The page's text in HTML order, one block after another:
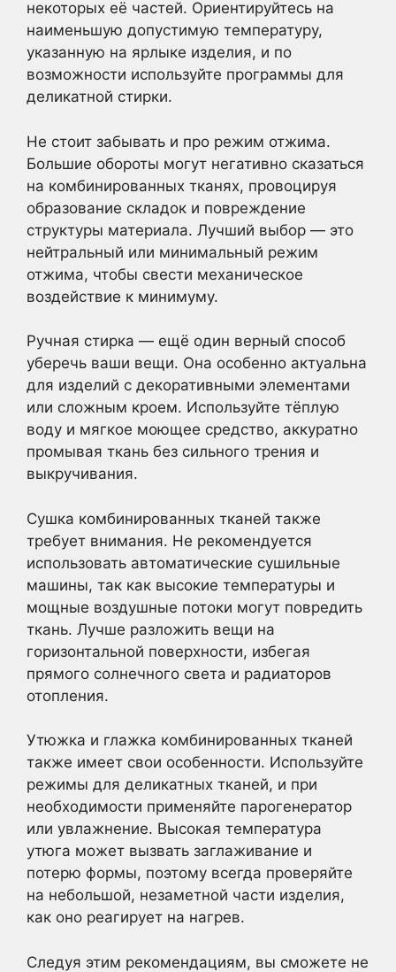
некоторых её частей. Ориентируйтесь на
наименьшую допустимую температуру,
указанную на ярлыке изделия, и по
возможности используйте программы для
деликатной стирки.
Не стоит забывать и про режим отжима.
Большие обороты могут негативно сказаться
на комбинированных тканях, провоцируя
образование складок и повреждение
структуры материала. Лучший выбор — это
нейтральный или минимальный режим
отжима, чтобы свести механическое
воздействие к минимуму.
Ручная стирка — ещё один верный способ
уберечь ваши вещи. Она особенно актуальна
для изделий с декоративными элементами
или сложным кроем. Используйте тёплую
воду и мягкое моющее средство, аккуратно
промывая ткань без сильного трения и
выкручивания.
Сушка комбинированных тканей также
требует внимания. Не рекомендуется
использовать автоматические сушильные
машины, так как высокие температуры и
мощные воздушные потоки могут повредить
ткань. Лучше разложить вещи на
горизонтальной поверхности, избегая
прямого солнечного света и радиаторов
отопления.
Утюжка и глажка комбинированных тканей
также имеет свои особенности. Используйте
режимы для деликатных тканей, и при
необходимости применяйте парогенератор
или увлажнение. Высокая температура
утюга может вызвать заглаживание и
потерю формы, поэтому всегда проверяйте
на небольшой, незаметной части изделия,
как оно реагирует на нагрев.
Следуя этим рекомендациям, вы сможете не